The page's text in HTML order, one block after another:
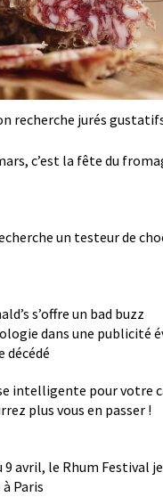
recherche jurés
c’est la fête du
un testeur de
s’offre un bad buzz
dans une publicité
décédé
intelligente pour votre
plus vous en passer !
9 avril, le Rhum Festival
à Paris